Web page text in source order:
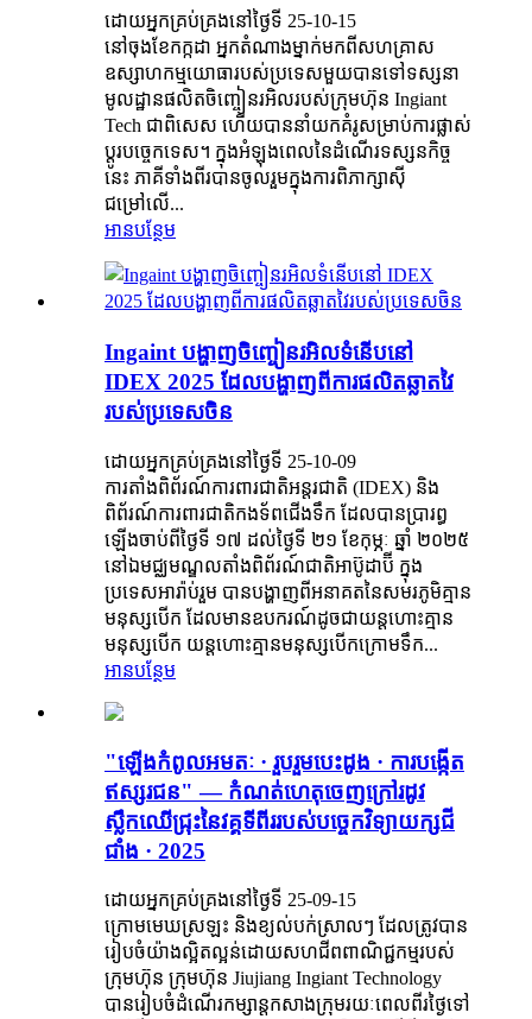
ដោយអ្នកគ្រប់គ្រងនៅថ្ងៃទី 25-10-15
នៅចុងខែកក្កដា អ្នកតំណាងម្នាក់មកពីសហគ្រាស
ឧស្សាហកម្មយោធារបស់ប្រទេសមួយបានទៅទស្សនា
មូលដ្ឋានផលិតចិញ្ចៀនរអិលរបស់ក្រុមហ៊ុន Ingiant
Tech ជាពិសេស ហើយបាននាំយកគំរូសម្រាប់ការផ្លាស់
ប្តូរបច្ចេកទេស។ ក្នុងអំឡុងពេលនៃដំណើរទស្សនកិច្ច
នេះ ភាគីទាំងពីរបានចូលរួមក្នុងការពិភាក្សាស៊ី
ជម្រៅលើ...
អានបន្ថែម
Ingaint បង្ហាញ​ចិញ្ចៀន​រអិល​ទំនើប​នៅ
IDEX 2025 ដែល​បង្ហាញ​ពី​ការ​ផលិត​ឆ្លាតវៃ​
របស់​ប្រទេស​ចិន
ដោយអ្នកគ្រប់គ្រងនៅថ្ងៃទី 25-10-09
ការតាំងពិព័រណ៍ការពារជាតិអន្តរជាតិ (IDEX) និង
ពិព័រណ៍ការពារជាតិកងទ័ពជើងទឹក ដែលបានប្រារព្ធ
ឡើងចាប់ពីថ្ងៃទី ១៧ ដល់ថ្ងៃទី ២១ ខែកុម្ភៈ ឆ្នាំ ២០២៥
នៅឯមជ្ឈមណ្ឌលតាំងពិព័រណ៍ជាតិអាប៊ូដាប៊ី ក្នុង
ប្រទេសអារ៉ាប់រួម បានបង្ហាញពីអនាគតនៃសមរភូមិគ្មាន
មនុស្សបើក ដែលមានឧបករណ៍ដូចជាយន្តហោះគ្មាន
មនុស្សបើក យន្តហោះគ្មានមនុស្សបើកក្រោមទឹក...
អានបន្ថែម
​"ឡើង​កំពូល​អមតៈ · រួបរួម​បេះដូង · ការបង្កើត​
ឥស្សរជន" — កំណត់ហេតុ​ចេញ​ក្រៅ​រដូវ​
ស្លឹកឈើ​ជ្រុះ​នៃ​វគ្គ​ទី​ពីរ​របស់​បច្ចេកវិទ្យា​យក្ស​ជី
ជាំង · 2025
ដោយអ្នកគ្រប់គ្រងនៅថ្ងៃទី 25-09-15
ក្រោមមេឃស្រឡះ និងខ្យល់បក់ស្រាលៗ ដែលត្រូវបាន
រៀបចំយ៉ាងល្អិតល្អន់ដោយសហជីពពាណិជ្ជកម្មរបស់
ក្រុមហ៊ុន ក្រុមហ៊ុន Jiujiang Ingiant Technology
បានរៀបចំដំណើរកម្សាន្តកសាងក្រុមរយៈពេលពីរថ្ងៃទៅ